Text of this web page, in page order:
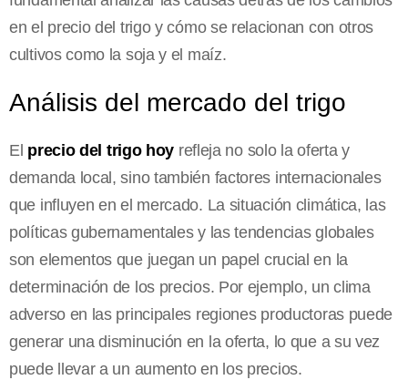
en el precio del trigo y cómo se relacionan con otros
cultivos como la soja y el maíz.
Análisis del mercado del trigo
El precio del trigo hoy refleja no solo la oferta y
demanda local, sino también factores internacionales
que influyen en el mercado. La situación climática, las
políticas gubernamentales y las tendencias globales
son elementos que juegan un papel crucial en la
determinación de los precios. Por ejemplo, un clima
adverso en las principales regiones productoras puede
generar una disminución en la oferta, lo que a su vez
puede llevar a un aumento en los precios.